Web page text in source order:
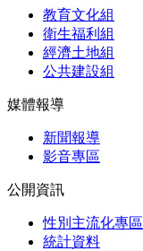
教育文化組
衛生福利組
經濟土地組
公共建設組
媒體報導
新聞報導
影音專區
公開資訊
性別主流化專區
統計資料